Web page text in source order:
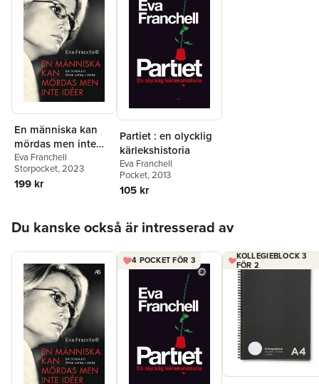
En människa kan
mördas men inte
idéer : en biografi
över Anna Lindh
Eva Franchell
Storpocket, 2023
199 kr
Partiet : en olycklig
kärlekshistoria
Eva Franchell
Pocket, 2013
105 kr
Du kanske också är intresserad av
4 POCKET FÖR 3
KOLLEGIEBLOCK 3
FÖR 2